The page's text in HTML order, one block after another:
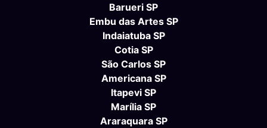
Barueri SP
Embu das Artes SP
Indaiatuba SP
Cotia SP
São Carlos SP
Americana SP
Itapevi SP
Marília SP
Araraquara SP